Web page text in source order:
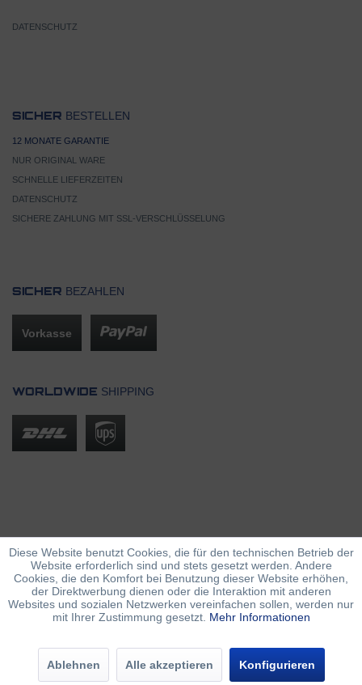
DATENSCHUTZ
SICHER BESTELLEN
12 MONATE GARANTIE
NUR ORIGINAL WARE
SCHNELLE LIEFERZEITEN
DATENSCHUTZ
SICHERE ZAHLUNG MIT SSL-VERSCHLÜSSELUNG
SICHER BEZAHLEN
Vorkasse
WORLDWIDE SHIPPING
Diese Website benutzt Cookies, die für den technischen Betrieb der
Website erforderlich sind und stets gesetzt werden. Andere
Cookies, die den Komfort bei Benutzung dieser Website erhöhen,
der Direktwerbung dienen oder die Interaktion mit anderen
Websites und sozialen Netzwerken vereinfachen sollen, werden nur
mit Ihrer Zustimmung gesetzt. Mehr Informationen
Ablehnen Alle akzeptieren Konfigurieren